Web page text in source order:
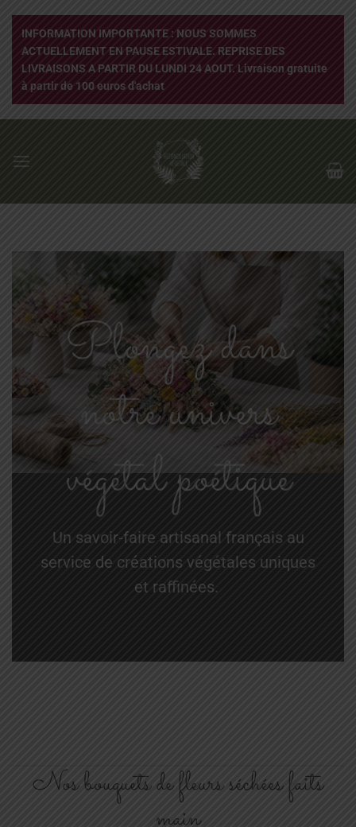
contenu
INFORMATION IMPORTANTE : NOUS SOMMES
ACTUELLEMENT EN PAUSE ESTIVALE. REPRISE DES
LIVRAISONS A PARTIR DU LUNDI 24 AOUT. Livraison gratuite
à partir de 100 euros d'achat
Plongez dans
notre univers
végétal poétique
Un savoir-faire artisanal français au
service de créations végétales uniques
et raffinées.
Nos bouquets de fleurs séchées faits